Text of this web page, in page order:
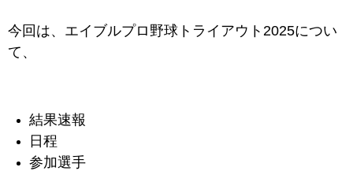
今回は、エイブルプロ野球トライアウト2025につい
て、
結果速報
日程
参加選手